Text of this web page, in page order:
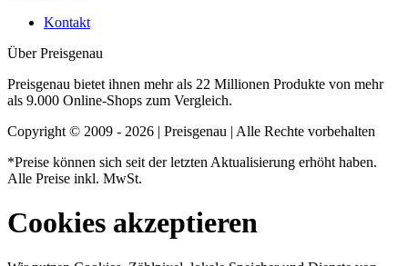
Kontakt
Über Preisgenau
Preisgenau bietet ihnen mehr als 22 Millionen Produkte von mehr
als 9.000 Online-Shops zum Vergleich.
Copyright © 2009 - 2026 | Preisgenau | Alle Rechte vorbehalten
*Preise können sich seit der letzten Aktualisierung erhöht haben.
Alle Preise inkl. MwSt.
Cookies akzeptieren